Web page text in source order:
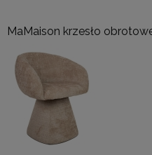
MaMaison krzesło